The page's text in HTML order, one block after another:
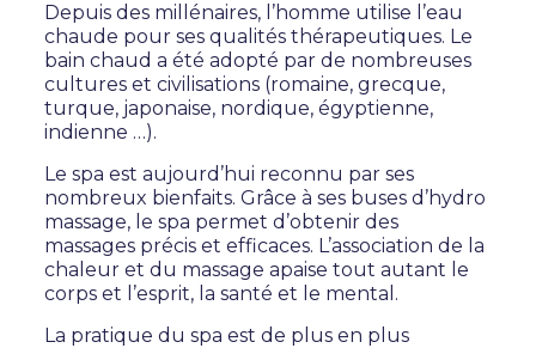
Depuis des millénaires, l’homme utilise l’eau
chaude pour ses qualités thérapeutiques. Le
bain chaud a été adopté par de nombreuses
cultures et civilisations (romaine, grecque,
turque, japonaise, nordique, égyptienne,
indienne …).
Le spa est aujourd’hui reconnu par ses
nombreux bienfaits. Grâce à ses buses d’hydro
massage, le spa permet d’obtenir des
massages précis et efficaces. L’association de la
chaleur et du massage apaise tout autant le
corps et l’esprit, la santé et le mental.
La pratique du spa est de plus en plus